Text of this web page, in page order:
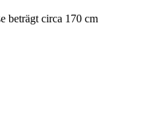
beträgt circa 170 cm